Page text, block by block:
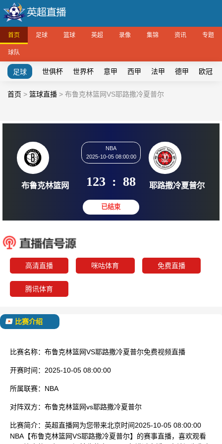
首页 足球 篮球 英超 录像 集锦 资讯 专题
球队
足球 世俱杯 世界杯 意甲 西甲 法甲 德甲 欧冠
首页 > 篮球直播 > 布鲁克林篮网VS耶路撒冷夏普尔
NBA
2025-10-05 08:00:00
123 : 88
高清直播 咪咕体育 免费直播
腾讯体育
比赛介绍
比赛名称： 布鲁克林篮网VS耶路撒冷夏普尔免费视频直播
开赛时间： 2025-10-05 08:00:00
所属联赛： NBA
对阵双方： 布鲁克林篮网vs耶路撒冷夏普尔
比赛简介： 英超直播网为您带来北京时间2025-10-05 08:00:00
NBA【布鲁克林篮网VS耶路撒冷夏普尔】的赛事直播，喜欢观看